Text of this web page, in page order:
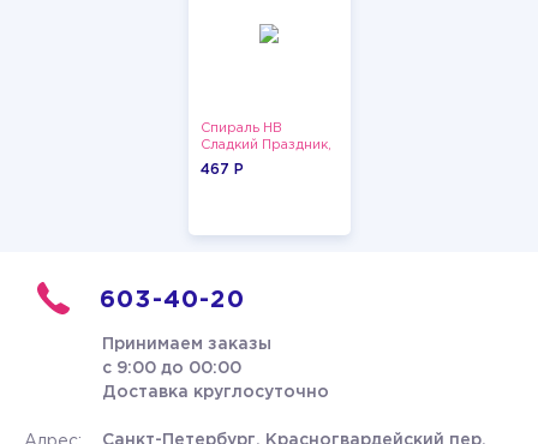
Спираль HB
Сладкий Праздник,
12 шт.
467 P
603-40-20
Принимаем заказы
с 9:00 до 00:00
Доставка круглосуточно
Санкт-Петербург, Красногвардейский пер.